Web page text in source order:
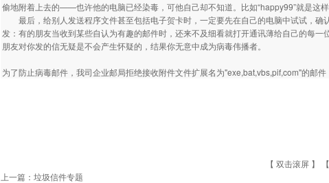
偷地附着上去的——也许他的电脑已经染毒，可他自己却不知道。比如“happy99”就是这样
最后，给别人发送程序文件甚至包括电子贺卡时，一定要先在自己的电脑中试试，确
发：有的朋友当收到某些自认为有趣的邮件时，还来不及细看就打开通讯薄给自己的每
朋友对你发的信无疑是不会产生怀疑的，结果你无意中成为病毒伟播者。
为了防止病毒邮件，我司企业邮局拒绝接收附件文件扩展名为"exe,bat,vbs,pif,com"的邮件
【 双击滚屏 】 【
上一篇： 垃圾信件专题